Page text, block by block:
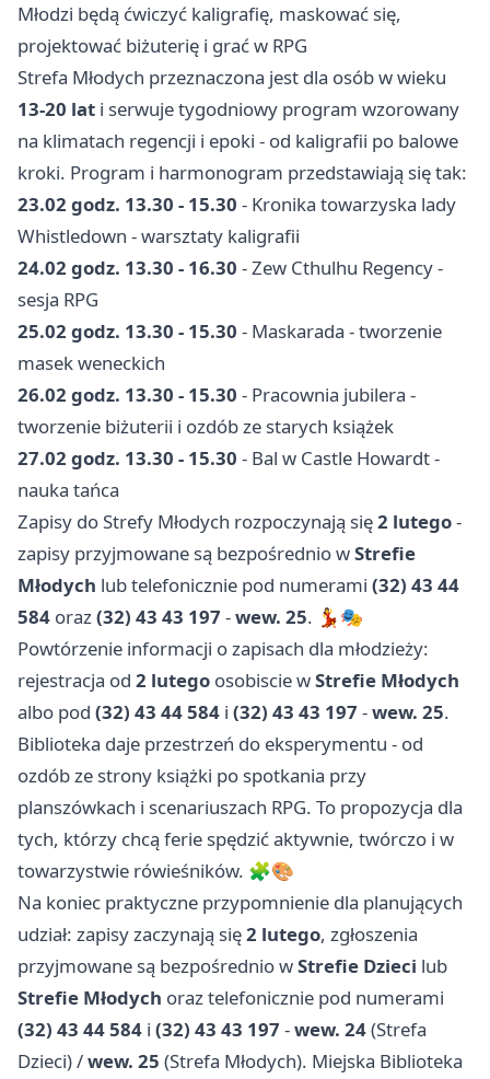
Młodzi będą ćwiczyć kaligrafię, maskować się,
projektować biżuterię i grać w RPG
Strefa Młodych przeznaczona jest dla osób w wieku
13-20 lat i serwuje tygodniowy program wzorowany
na klimatach regencji i epoki - od kaligrafii po balowe
kroki. Program i harmonogram przedstawiają się tak:
23.02 godz. 13.30 - 15.30 - Kronika towarzyska lady
Whistledown - warsztaty kaligrafii
24.02 godz. 13.30 - 16.30 - Zew Cthulhu Regency -
sesja RPG
25.02 godz. 13.30 - 15.30 - Maskarada - tworzenie
masek weneckich
26.02 godz. 13.30 - 15.30 - Pracownia jubilera -
tworzenie biżuterii i ozdób ze starych książek
27.02 godz. 13.30 - 15.30 - Bal w Castle Howardt -
nauka tańca
Zapisy do Strefy Młodych rozpoczynają się2 lutego-
zapisy przyjmowane są bezpośrednio wStrefie
Młodych lub telefonicznie pod numerami (32) 43 44
584 oraz(32) 43 43 197 -wew. 25. 💃🎭
Powtórzenie informacji o zapisach dla młodzieży:
rejestracja od 2 lutego osobiscie wStrefie Młodych
albo pod (32) 43 44 584 i (32) 43 43 197 -wew. 25.
Biblioteka daje przestrzeń do eksperymentu - od
ozdób ze strony książki po spotkania przy
planszówkach i scenariuszach RPG. To propozycja dla
tych, którzy chcą ferie spędzić aktywnie, twórczo i w
towarzystwie rówieśników. 🧩🎨
Na koniec praktyczne przypomnienie dla planujących
udział: zapisy zaczynają się2 lutego, zgłoszenia
przyjmowane są bezpośrednio wStrefie Dzieci lub
Strefie Młodych oraz telefonicznie pod numerami
(32) 43 44 584 i (32) 43 43 197 -wew. 24(Strefa
Dzieci) /wew. 25 (Strefa Młodych). Miejska Biblioteka